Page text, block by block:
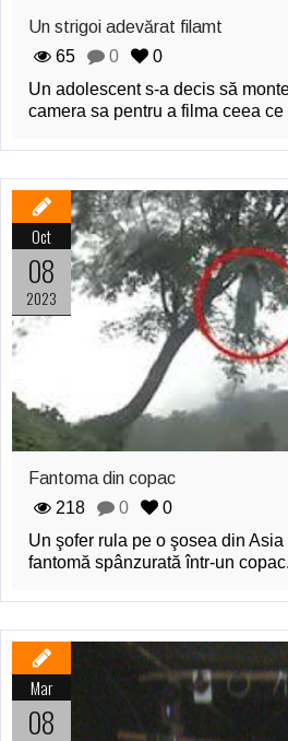
Un strigoi adevărat filamt
65
0
0
Un adolescent s-a decis să
camera sa pentru a filma ceea
Oct
08
2023
Fantoma din copac
218
0
0
Un şofer rula pe o şosea din
fantomă spânzurată într-un
Mar
08